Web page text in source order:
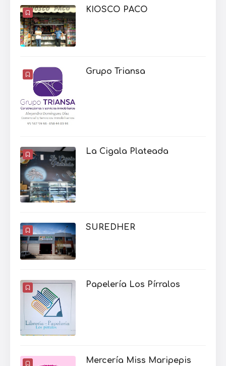
KIOSCO PACO
Grupo Triansa
La Cigala Plateada
SUREDHER
Papelería Los Pírralos
Mercería Miss Maripepis